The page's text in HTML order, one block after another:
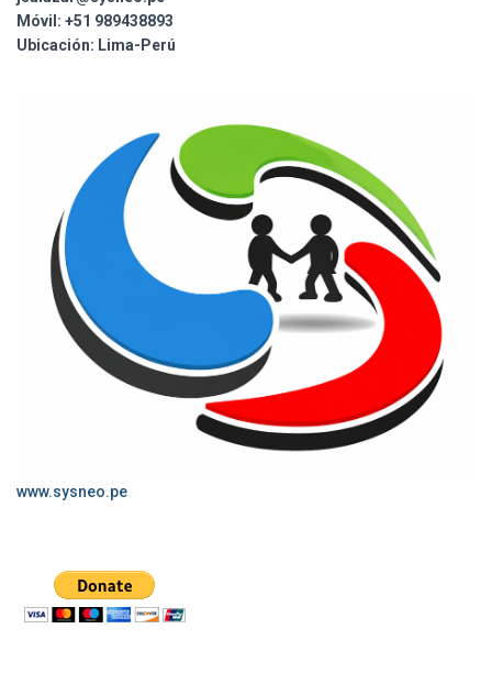
Móvil: +51 ​989438893
Ubicación: Lima-Perú
www.sysneo.pe